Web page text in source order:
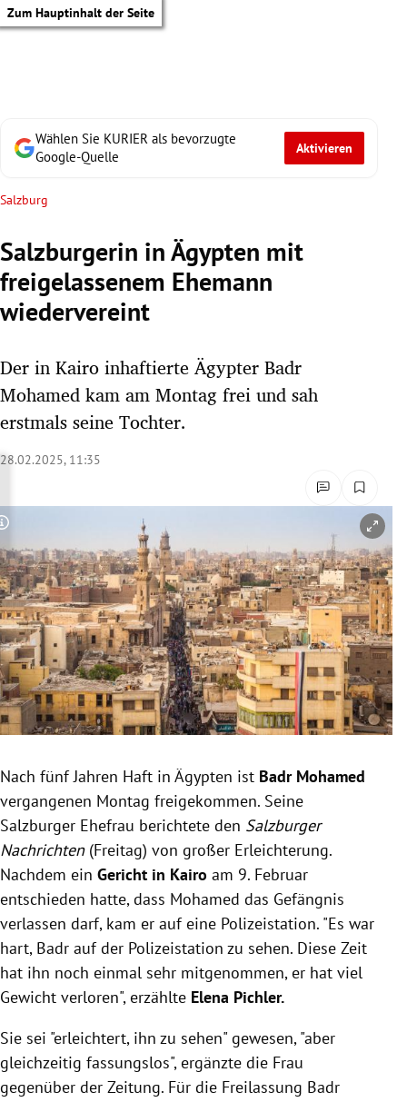
Zum Hauptinhalt der Seite
Untermenü
Untermenü
Untermenü
Untermenü
Untermenü
Untermenü
Untermenü
Untermenü
Untermenü
Wählen Sie KURIER als bevorzugte
Google-Quelle
Aktivieren
Salzburg
Salzburgerin in Ägypten mit
freigelassenem Ehemann
wiedervereint
Der in Kairo inhaftierte Ägypter Badr
Mohamed kam am Montag frei und sah
erstmals seine Tochter.
28.02.2025, 11:35
Copyright-Hinweis öffnen/schließen
Nach fünf Jahren Haft in Ägypten ist Badr Mohamed
vergangenen Montag freigekommen. Seine
Salzburger Ehefrau berichtete den Salzburger
Nachrichten(Freitag) von großer Erleichterung.
Nachdem ein Gericht in Kairo am 9. Februar
entschieden hatte, dass Mohamed das Gefängnis
verlassen darf, kam er auf eine Polizeistation. "Es war
hart, Badr auf der Polizeistation zu sehen. Diese Zeit
hat ihn noch einmal sehr mitgenommen, er hat viel
Gewicht verloren", erzählte Elena Pichler.
Sie sei "erleichtert, ihn zu sehen" gewesen, "aber
gleichzeitig fassungslos", ergänzte die Frau
gegenüber der Zeitung. Für die Freilassung Badr